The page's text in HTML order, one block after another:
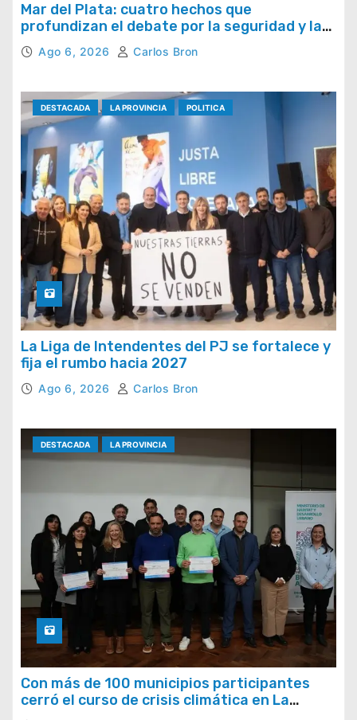
Mar del Plata: cuatro hechos que
profundizan el debate por la seguridad y la
respuesta del Estado
Ago 6, 2026 Carlos Bron
DESTACADA LA PROVINCIA POLITICA
La Liga de Intendentes del PJ se fortalece y
fija el rumbo hacia 2027
Ago 6, 2026 Carlos Bron
DESTACADA LA PROVINCIA
Con más de 100 municipios participantes
cerró el curso de crisis climática en La